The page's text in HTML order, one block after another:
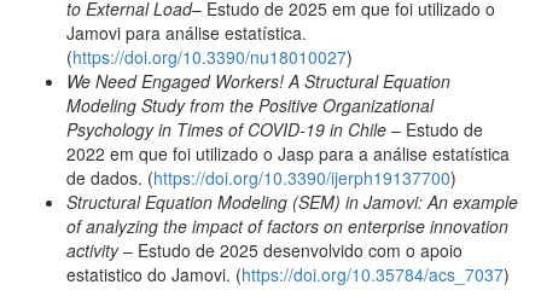
to External Load– Estudo de 2025 em que foi utilizado o
Jamovi para análise estatística.
(https://doi.org/10.3390/nu18010027)
We Need Engaged Workers! A Structural Equation
Modeling Study from the Positive Organizational
Psychology in Times of COVID-19 in Chile – Estudo de
2022 em que foi utilizado o Jasp para a análise estatística
de dados. (https://doi.org/10.3390/ijerph19137700)
Structural Equation Modeling (SEM) in Jamovi: An example
of analyzing the impact of factors on enterprise innovation
activity– Estudo de 2025 desenvolvido com o apoio
estatistico do Jamovi. (https://doi.org/10.35784/acs_7037)